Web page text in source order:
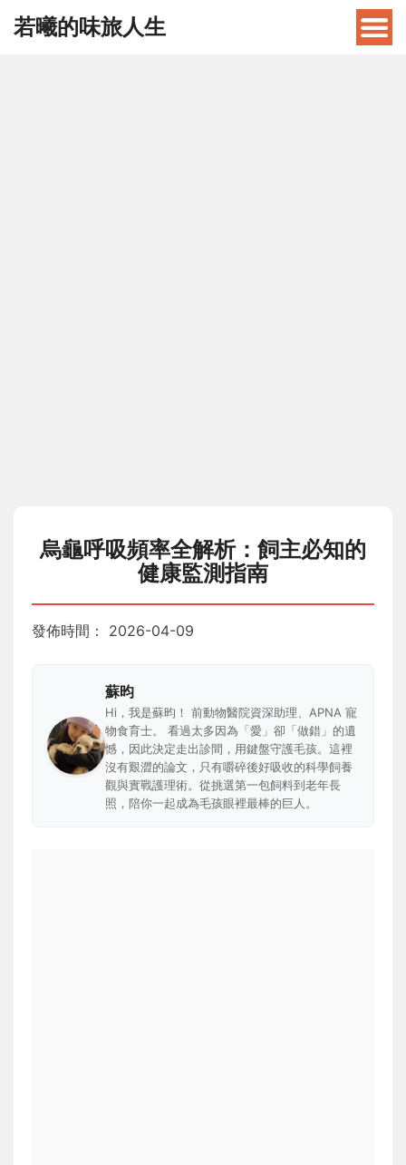
若曦的味旅人生
烏龜呼吸頻率全解析：飼主必知的
健康監測指南
發佈時間： 2026-04-09
蘇昀
Hi，我是蘇昀！ 前動物醫院資深助理、APNA 寵
物食育士。 看過太多因為「愛」卻「做錯」的遺
憾，因此決定走出診間，用鍵盤守護毛孩。這裡
沒有艱澀的論文，只有嚼碎後好吸收的科學飼養
觀與實戰護理術。從挑選第一包飼料到老年長
照，陪你一起成為毛孩眼裡最棒的巨人。